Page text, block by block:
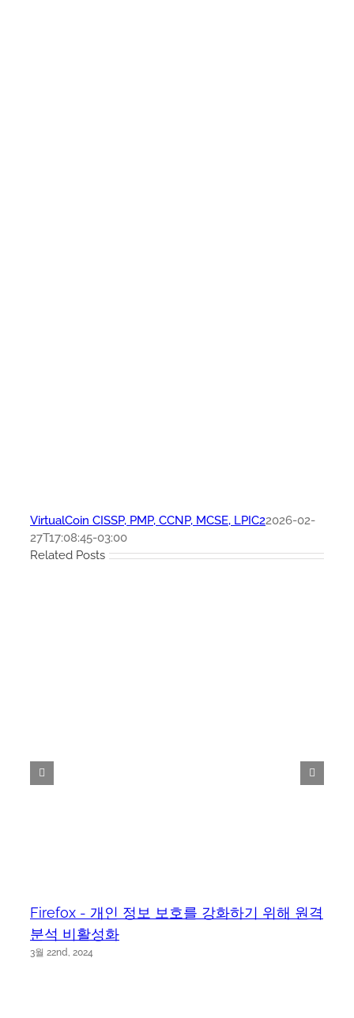
VirtualCoin CISSP, PMP, CCNP, MCSE, LPIC22026-02-
27T17:08:45-03:00
Related Posts
Firefox - 개인 정보 보호를 강화하기 위해 원격
분석 비활성화
3월 22nd, 2024